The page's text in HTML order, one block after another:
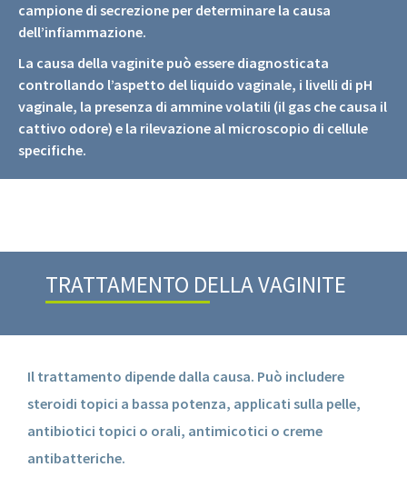
campione di secrezione per determinare la causa
dell’infiammazione.
La causa della vaginite può essere diagnosticata
controllando l’aspetto del liquido vaginale, i livelli di pH
vaginale, la presenza di ammine volatili (il gas che causa il
cattivo odore) e la rilevazione al microscopio di cellule
specifiche.
TRATTAMENTO DELLA VAGINITE
Il trattamento dipende dalla causa. Può includere
steroidi topici a bassa potenza, applicati sulla pelle,
antibiotici topici o orali, antimicotici o creme
antibatteriche.